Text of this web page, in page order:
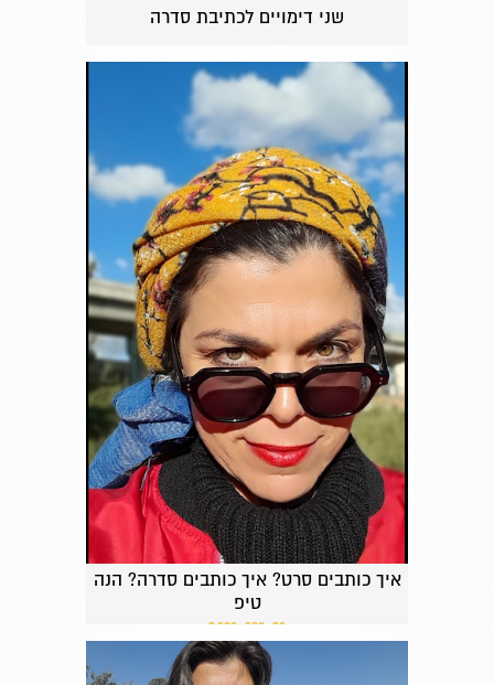
שני דימויים לכתיבת סדרה
איך כותבים סרט? איך כותבים סדרה? הנה
טיפ
30, 300, 3,000